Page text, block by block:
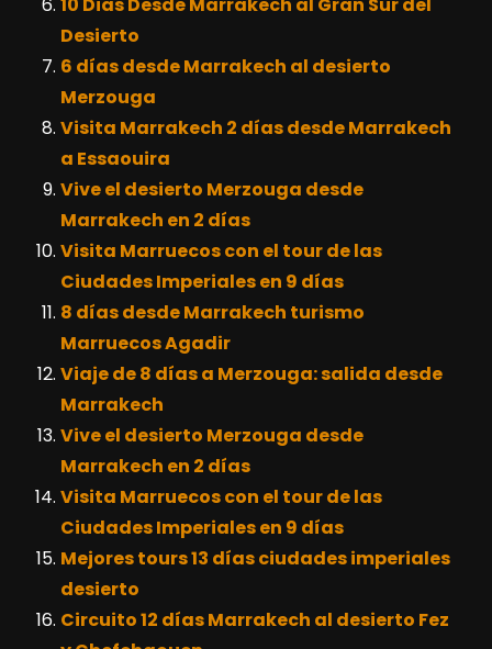
Desierto
6 días desde Marrakech al desierto
Merzouga
Visita Marrakech 2 días desde Marrakech
a Essaouira
Vive el desierto Merzouga desde
Marrakech en 2 días
Visita Marruecos con el tour de las
Ciudades Imperiales en 9 días
8 días desde Marrakech turismo
Marruecos Agadir
Viaje de 8 días a Merzouga: salida desde
Marrakech
Vive el desierto Merzouga desde
Marrakech en 2 días
Visita Marruecos con el tour de las
Ciudades Imperiales en 9 días
Mejores tours 13 días ciudades imperiales
desierto
Circuito 12 días Marrakech al desierto Fez